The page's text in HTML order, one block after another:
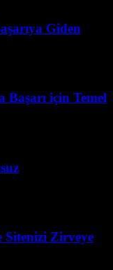
Giden
Başarı için Temel
Sitenizi Zirveye